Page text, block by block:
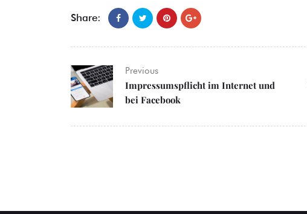
Share:
Previous
Impressumspflicht im Internet und
bei Facebook